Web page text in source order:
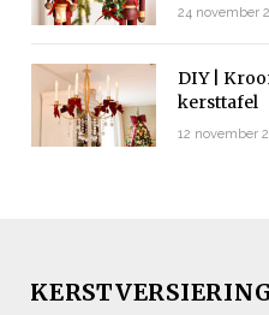
24 november
DIY |
kersttafel
12 november